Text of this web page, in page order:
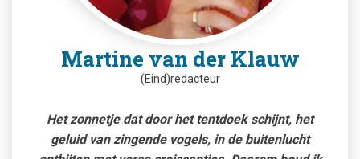
Martine van der Klauw
(Eind)redacteur
Het zonnetje dat door het tentdoek schijnt, het
geluid van zingende vogels, in de buitenlucht